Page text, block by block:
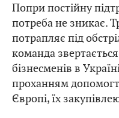
Попри постійну
потреба не зникає.
потрапляє під
команда
бізнесменів в
проханням
Європі, їх